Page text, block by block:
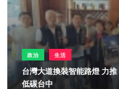
政治 生活
台灣大道換裝智能路燈 力推「路燈光亮計畫」點亮
低碳台中